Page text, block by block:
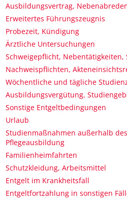
Ausbildungsvertrag,
Erweitertes Führungszeugnis
Probezeit, Kündigung
Ärztliche Untersuchungen
Schweigepflicht, Nebentätigkeiten,
Nachweispflichten,
Wöchentliche und tägliche
Ausbildungsvergütung,
Sonstige Entgeltbedingungen
Urlaub
Studienmaßnahmen außerhalb
Pflegeausbildung
Familienheimfahrten
Schutzkleidung, Arbeitsmittel
Entgelt im Krankheitsfall
Entgeltfortzahlung in sonstigen